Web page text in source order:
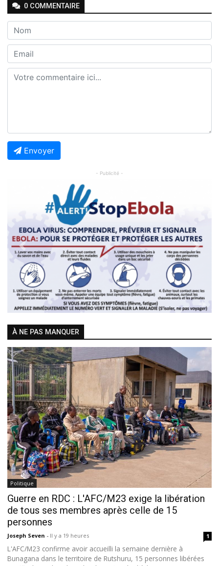
0 COMMENTAIRE
Envoyer
- Publicité -
Previous Next
À NE PAS MANQUER
Politique
Guerre en RDC : L'AFC/M23 exige la libération
de tous ses membres après celle de 15
personnes
Joseph Seven - Il y a 19 heures 1
L'AFC/M23 confirme avoir accueilli la semaine dernière à
Bunagana dans le territoire de Rutshuru, 15 personnes libérées